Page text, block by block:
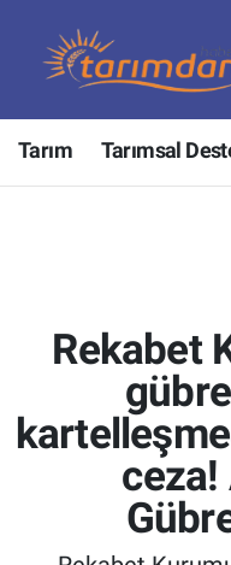
Tarım Tarımsal
Rekabet
ceza!
Tarım
Hayvancılık
Tarımsal
Tarım Bakanlığı
Tarım Kredi
Nöbetçi
Hava Durumu
Tüm Manşetler
Son Dakika
Haber Arşivi